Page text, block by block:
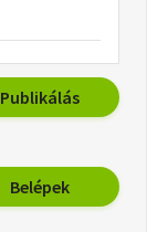
Publikálás
Belépek